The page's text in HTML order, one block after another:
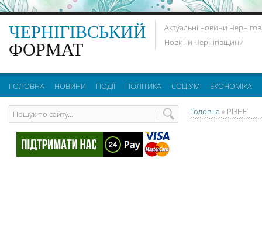
ЧЕРНІГІВСЬКИЙ
ФОРМАТ
Актуальні новини
Новини Чернігівщини
ГОЛОВНА НОВИНИ ПОДІЇ ПОЛІТИКА СОЦІУМ ЕКОНОМІКА
Головна » РІЗНЕ